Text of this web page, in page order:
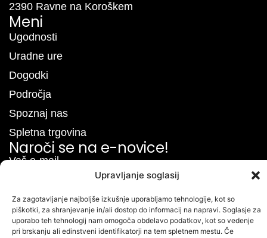
Upravljanje soglasij
Za zagotavljanje najboljše izkušnje uporabljamo tehnologije, kot so
piškotki, za shranjevanje in/ali dostop do informacij na napravi. Soglasje za
uporabo teh tehnologij nam omogoča obdelavo podatkov, kot so vedenje
pri brskanju ali edinstveni identifikatorji na tem spletnem mestu. Če
2390 Ravne na Koroškem
Meni
Ugodnosti
Uradne ure
Dogodki
Področja
Spoznaj nas
Spletna trgovina
Naroči se na e-novice!
Vaš e-mail
Naroči se